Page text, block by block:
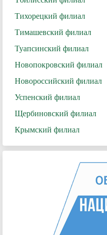
Тихорецкий филиал
Тимашевский филиал
Туапсинский филиал
Новопокровский филиал
Новороссийский филиал
Успенский филиал
Щербиновский филиал
Крымский филиал